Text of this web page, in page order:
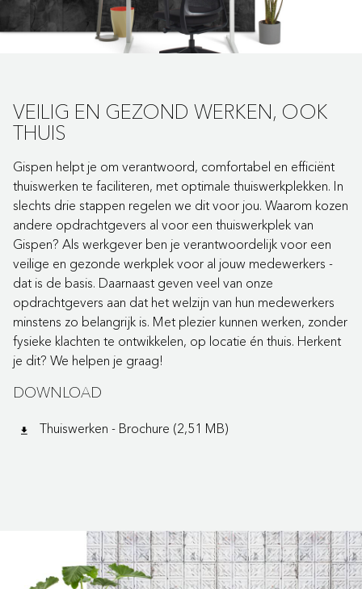
VEILIG EN GEZOND WERKEN, OOK
THUIS
Gispen helpt je om verantwoord, comfortabel en efficiënt
thuiswerken te faciliteren, met optimale thuiswerkplekken. In
slechts drie stappen regelen we dit voor jou. Waarom kozen
andere opdrachtgevers al voor een thuiswerkplek van
Gispen? Als werkgever ben je verantwoordelijk voor een
veilige en gezonde werkplek voor al jouw medewerkers -
dat is de basis. Daarnaast geven veel van onze
opdrachtgevers aan dat het welzijn van hun medewerkers
minstens zo belangrijk is. Met plezier kunnen werken, zonder
fysieke klachten te ontwikkelen, op locatie én thuis. Herkent
je dit? We helpen je graag!
DOWNLOAD
Thuiswerken - Brochure (2,51 MB)